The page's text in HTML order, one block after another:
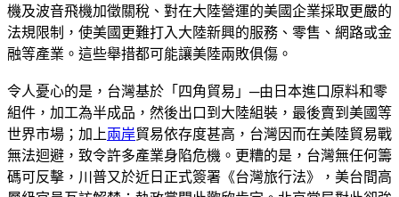
機及波音飛機加徵關稅、對在大陸營運的美國企業採取更嚴的
法規限制，使美國更難打入大陸新興的服務、零售、網路或金
融等產業。這些舉措都可能讓美陸兩敗俱傷。
令人憂心的是，台灣基於「四角貿易」─由日本進口原料和零
組件，加工為半成品，然後出口到大陸組裝，最後賣到美國等
世界市場；加上兩岸貿易依存度甚高，台灣因而在美陸貿易戰
無法迴避，致令許多產業身陷危機。更糟的是，台灣無任何籌
碼可反擊，川普又於近日正式簽署《台灣旅行法》，美台間高